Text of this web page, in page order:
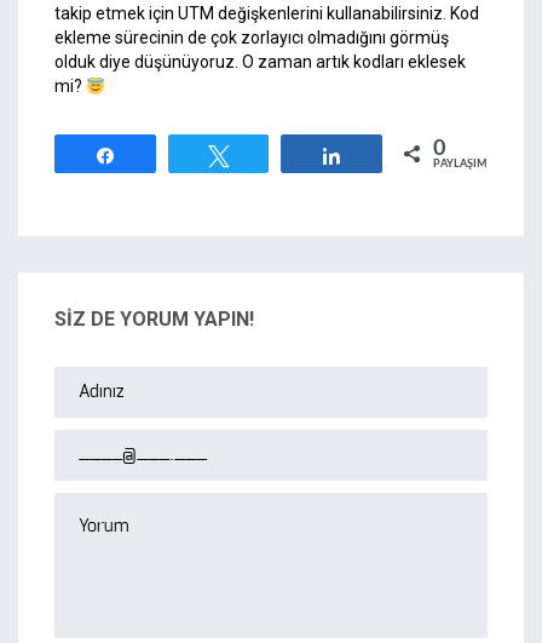
takip etmek için UTM değişkenlerini kullanabilirsiniz. Kod
ekleme sürecinin de çok zorlayıcı olmadığını görmüş
olduk diye düşünüyoruz. O zaman artık kodları eklesek
mi?
0
PAYLAŞIMLAR
SİZ DE YORUM YAPIN!